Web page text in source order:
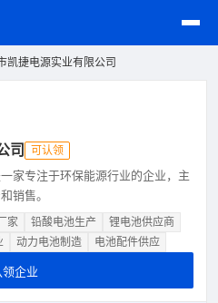
凯捷电源实业有限公司
司 可认领
家专注于环保能源行业的企业，主
销售。
家 铅酸电池生产
锂电池供应商
动力电池制造 电池配件供应
领企业